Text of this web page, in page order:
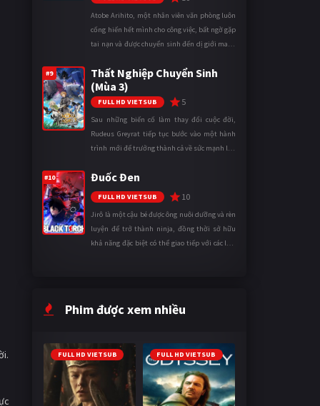
Atobe Arihito, một nhân viên văn phòng luôn
cống hiến hết mình cho công việc, bất ngờ gặp
tai nạn và được chuyển sinh đến dị giới mang
thành một mạo hiểm gi ...
#9
Thất Nghiệp Chuyển Sinh
(Mùa 3)
FULL HD VIETSUB 5
Sau những biến cố làm thay đổi cuộc đời,
Rudeus Greyrat tiếp tục bước vào một hành
trình mới để trưởng thành cả về sức mạnh lẫn
ngày càng khắc nghiệt, anh ...
#10 Đuốc Đen
FULL HD VIETSUB 10
Jirô là một cậu bé được ông nuôi dưỡng và rèn
luyện để trở thành ninja, đồng thời sở hữu
khả năng đặc biệt có thể giao tiếp với các loài
Phim được xem nhiều
FULL HD VIETSUB FULL HD VIETSUB